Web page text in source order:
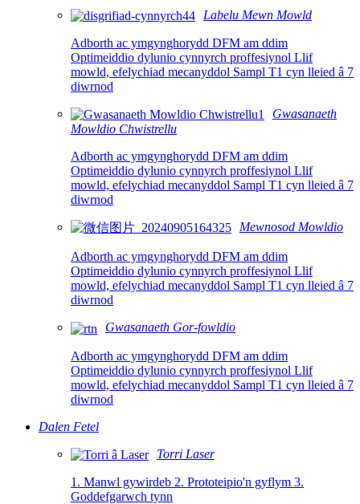
Labelu Mewn Mowld
Adborth ac ymgynghorydd DFM am ddim
Optimeiddio dylunio cynnyrch proffesiynol Llif
mowld, efelychiad mecanyddol Sampl T1 cyn lleied â 7
diwrnod
Gwasanaeth
Mowldio Chwistrellu
Adborth ac ymgynghorydd DFM am ddim
Optimeiddio dylunio cynnyrch proffesiynol Llif
mowld, efelychiad mecanyddol Sampl T1 cyn lleied â 7
diwrnod
Mewnosod Mowldio
Adborth ac ymgynghorydd DFM am ddim
Optimeiddio dylunio cynnyrch proffesiynol Llif
mowld, efelychiad mecanyddol Sampl T1 cyn lleied â 7
diwrnod
Gwasanaeth Gor-fowldio
Adborth ac ymgynghorydd DFM am ddim
Optimeiddio dylunio cynnyrch proffesiynol Llif
mowld, efelychiad mecanyddol Sampl T1 cyn lleied â 7
diwrnod
Dalen Fetel
Torri Laser
1. Manwl gywirdeb 2. Prototeipio'n gyflym 3.
Goddefgarwch tynn